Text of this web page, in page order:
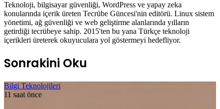
Teknoloji, bilgisayar güvenliği, WordPress ve yapay zeka
konularında içerik üreten Tecrübe Güncesi'nin editörü. Linux sistem
yönetimi, ağ güvenliği ve web geliştirme alanlarında yılların
getirdiği tecrübeye sahip. 2015'ten bu yana Türkçe teknoloji
içerikleri üreterek okuyuculara yol göstermeyi hedefliyor.
Sonrakini Oku
Bilgi Teknolojileri
11 saat önce